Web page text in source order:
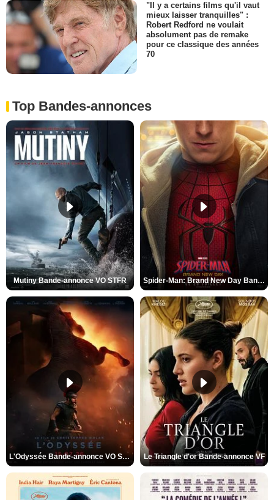
"Il y a certains films qu'il vaut
mieux laisser tranquilles" :
Robert Redford ne voulait
absolument pas de remake
pour ce classique des années
70
Top Bandes-annonces
Mutiny Bande-annonce VO STFR Spider-Man: Brand New Day Bande-annonce VO STFR
L'Odyssée Bande-annonce VO STFR Le Triangle d'or Bande-annonce VF